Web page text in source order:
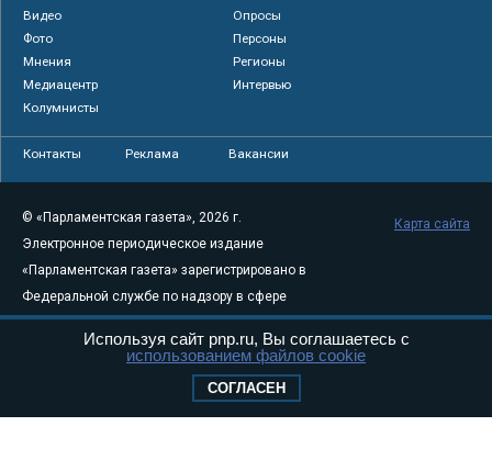
Видео
Опросы
Фото
Персоны
Мнения
Регионы
Медиацентр
Интервью
Колумнисты
Контакты Реклама Вакансии
© «Парламентская газета», 2026 г.
Электронное периодическое издание
«Парламентская газета» зарегистрировано в
Федеральной службе по надзору в сфере
связи, информационных технологий и
массовых коммуникаций (Роскомнадзор) 05
Свидетельство о регистрации Эл № ФС77-
Карта сайта
Используя сайт pnp.ru, Вы соглашаетесь с
использованием файлов cookie
СОГЛАСЕН